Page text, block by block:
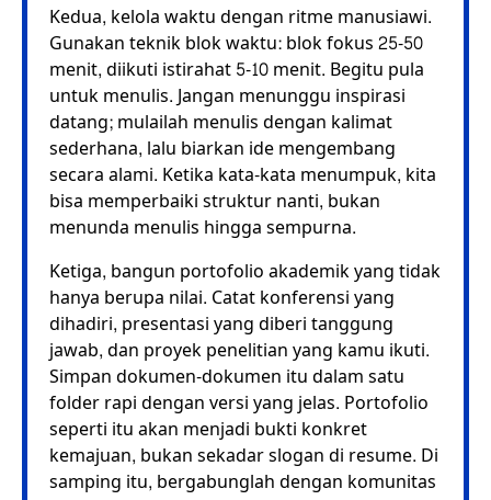
Kedua, kelola waktu dengan ritme manusiawi.
Gunakan teknik blok waktu: blok fokus 25-50
menit, diikuti istirahat 5-10 menit. Begitu pula
untuk menulis. Jangan menunggu inspirasi
datang; mulailah menulis dengan kalimat
sederhana, lalu biarkan ide mengembang
secara alami. Ketika kata-kata menumpuk, kita
bisa memperbaiki struktur nanti, bukan
menunda menulis hingga sempurna.
Ketiga, bangun portofolio akademik yang tidak
hanya berupa nilai. Catat konferensi yang
dihadiri, presentasi yang diberi tanggung
jawab, dan proyek penelitian yang kamu ikuti.
Simpan dokumen-dokumen itu dalam satu
folder rapi dengan versi yang jelas. Portofolio
seperti itu akan menjadi bukti konkret
kemajuan, bukan sekadar slogan di resume. Di
samping itu, bergabunglah dengan komunitas